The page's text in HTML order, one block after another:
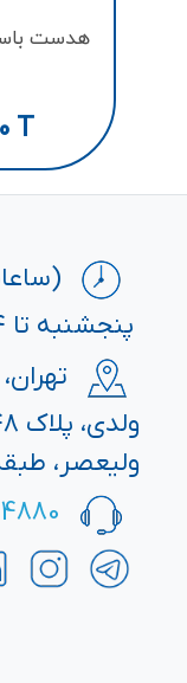
هدست
T
پنجشنبه تا ۱۴) بجز روزهای تعطیل
ولیعصر،